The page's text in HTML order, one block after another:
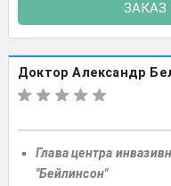
ЗАКАЗ
Доктор Александр
Глава центра
"Бейлинсон"